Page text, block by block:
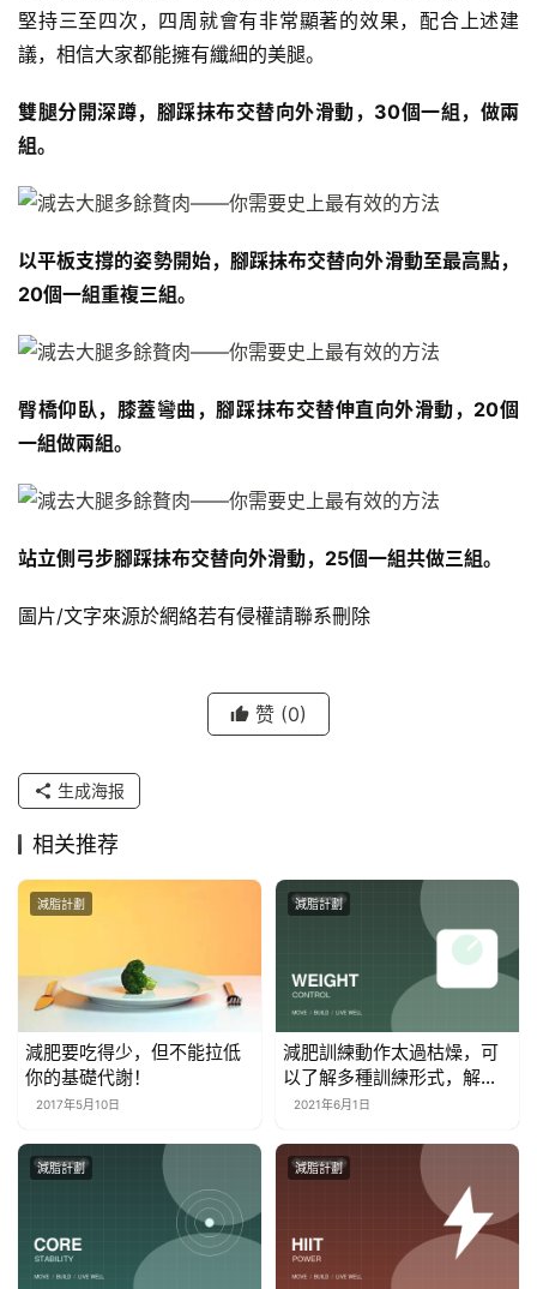
堅持三至四次，四周就會有非常顯著的效果，配合上述建
議，相信大家都能擁有纖細的美腿。
雙腿分開深蹲，腳踩抹布交替向外滑動，30個一組，做兩
組。
以平板支撐的姿勢開始，腳踩抹布交替向外滑動至最高點，
20個一組重複三組。
臀橋仰臥，膝蓋彎曲，腳踩抹布交替伸直向外滑動，20個
一組做兩組。
站立側弓步腳踩抹布交替向外滑動，25個一組共做三組。
圖片/文字來源於網絡若有侵權請聯系刪除
赞 (0)
生成海报
相关推荐
減脂計劃
減肥要吃得少，但不能拉低
你的基礎代謝！
2017年5月10日
減脂計劃
減肥訓練動作太過枯燥，可
以了解多種訓練形式，解決
你的枯燥難題
2021年6月1日
減脂計劃 減脂計劃